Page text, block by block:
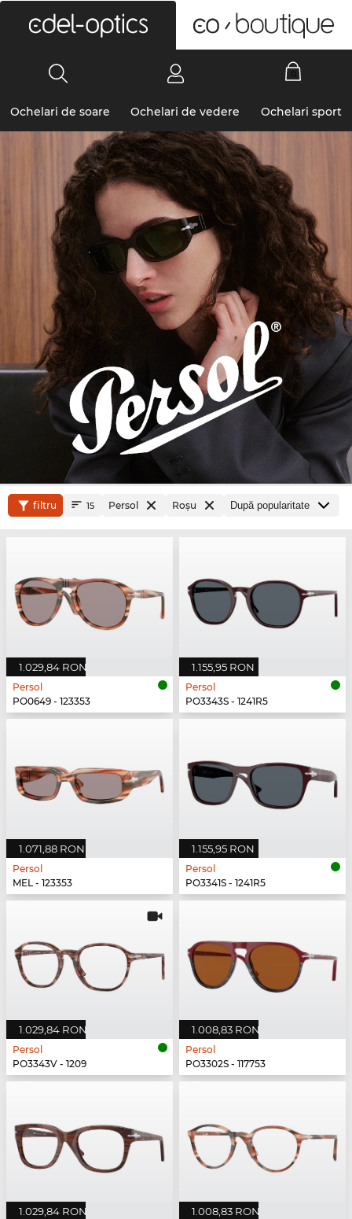
Ochelari de soare Ochelari de vedere Ochelari sport
filtru 15 Persol Roşu
1.029,84 RON
Persol
PO0649 - 123353
1.155,95 RON
Persol
PO3343S - 1241R5
1.071,88 RON
Persol
MEL - 123353
1.155,95 RON
Persol
PO3341S - 1241R5
1.029,84 RON
Persol
PO3343V - 1209
1.008,83 RON
Persol
PO3302S - 117753
1.029,84 RON 1.008,83 RON